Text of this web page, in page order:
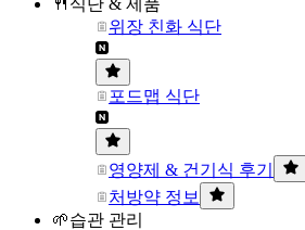
🍴식단 & 제품
위장 친화 식단
포드맵 식단
영양제 & 건기식 후기
처방약 정보
🌱습관 관리